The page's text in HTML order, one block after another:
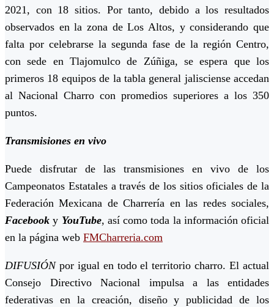
2021, con 18 sitios. Por tanto, debido a los resultados
observados en la zona de Los Altos, y considerando que
falta por celebrarse la segunda fase de la región Centro,
con sede en Tlajomulco de Zúñiga, se espera que los
primeros 18 equipos de la tabla general jalisciense accedan
al Nacional Charro con promedios superiores a los 350
puntos.
Transmisiones en vivo
Puede disfrutar de las transmisiones en vivo de los
Campeonatos Estatales a través de los sitios oficiales de la
Federación Mexicana de Charrería en las redes sociales,
Facebook y YouTube, así como toda la información oficial
en la página web FMCharreria.com
DIFUSIÓNpor igual en todo el territorio charro. El actual
Consejo Directivo Nacional impulsa a las entidades
federativas en la creación, diseño y publicidad de los